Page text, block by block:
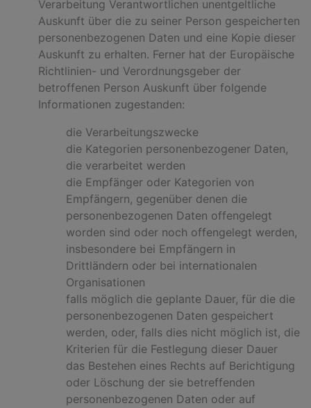
Verarbeitung Verantwortlichen unentgeltliche
Auskunft über die zu seiner Person gespeicherten
personenbezogenen Daten und eine Kopie dieser
Auskunft zu erhalten. Ferner hat der Europäische
Richtlinien- und Verordnungsgeber der
betroffenen Person Auskunft über folgende
Informationen zugestanden:
die Verarbeitungszwecke
die Kategorien personenbezogener Daten,
die verarbeitet werden
die Empfänger oder Kategorien von
Empfängern, gegenüber denen die
personenbezogenen Daten offengelegt
worden sind oder noch offengelegt werden,
insbesondere bei Empfängern in
Drittländern oder bei internationalen
Organisationen
falls möglich die geplante Dauer, für die die
personenbezogenen Daten gespeichert
werden, oder, falls dies nicht möglich ist, die
Kriterien für die Festlegung dieser Dauer
das Bestehen eines Rechts auf Berichtigung
oder Löschung der sie betreffenden
personenbezogenen Daten oder auf